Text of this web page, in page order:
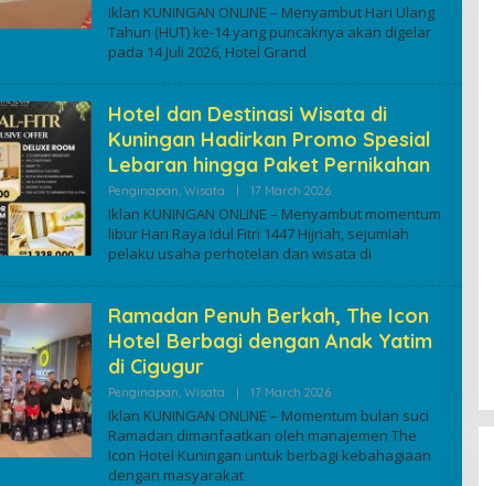
Iklan KUNINGAN ONLINE – Menyambut Hari Ulang
Tahun (HUT) ke-14 yang puncaknya akan digelar
pada 14 Juli 2026, Hotel Grand
Hotel dan Destinasi Wisata di
Kuningan Hadirkan Promo Spesial
Lebaran hingga Paket Pernikahan
Penginapan Wisata | 17 March 2026By
Iklan KUNINGAN ONLINE – Menyambut momentum
libur Hari Raya Idul Fitri 1447 Hijriah, sejumlah
pelaku usaha perhotelan dan wisata di
Ramadan Penuh Berkah, The Icon
Hotel Berbagi dengan Anak Yatim
di Cigugur
Penginapan Wisata | 17 March 2026By
Iklan KUNINGAN ONLINE – Momentum bulan suci
Ramadan dimanfaatkan oleh manajemen The
Icon Hotel Kuningan untuk berbagi kebahagiaan
dengan masyarakat